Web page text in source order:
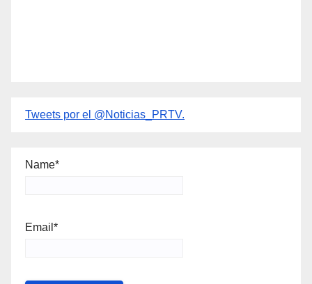
Tweets por el @Noticias_PRTV.
Name*
Email*